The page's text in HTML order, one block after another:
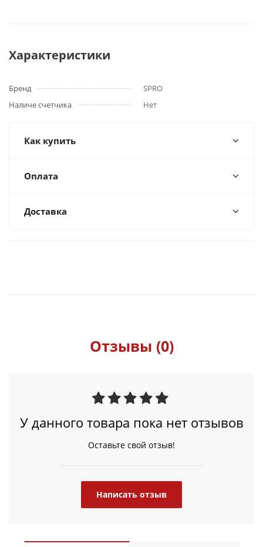
Характеристики
Бренд
SPRO
Наличе счетчика
Нет
Как купить
Оплата
Доставка
Отзывы (0)
У данного товара пока нет отзывов
Оставьте свой отзыв!
Написать отзыв